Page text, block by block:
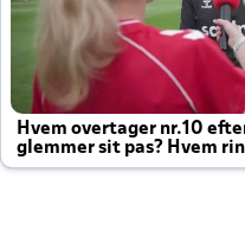
Hvem overtager nr.10
glemmer sit pas? Hvem
altid til efter kampe?